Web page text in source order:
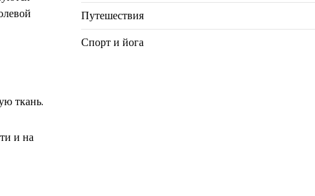
ткань.
и на
Путешествия
Спорт и йога